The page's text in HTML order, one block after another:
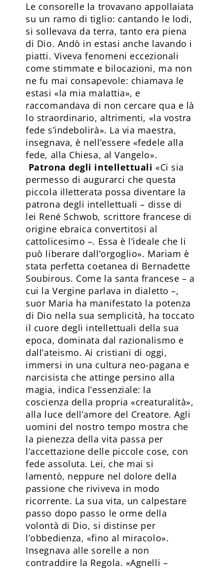
Le consorelle la trovavano appollaiata
su un ramo di tiglio: cantando le lodi,
si sollevava da terra, tanto era piena
di Dio. Andò in estasi anche lavando i
piatti. Viveva fenomeni eccezionali
come stimmate e bilocazioni, ma non
ne fu mai consapevole: chiamava le
estasi «la mia malattia», e
raccomandava di non cercare qua e là
lo straordinario, altrimenti, «la vostra
fede s’indebolirà». La via maestra,
insegnava, è nell’essere «fedele alla
fede, alla Chiesa, al Vangelo».
Patrona degli intellettuali «Ci sia
permesso di augurarci che questa
piccola illetterata possa diventare la
patrona degli intellettuali – disse di
lei René Schwob, scrittore francese di
origine ebraica convertitosi al
cattolicesimo –. Essa è l’ideale che li
può liberare dall’orgoglio». Mariam è
stata perfetta coetanea di Bernadette
Soubirous. Come la santa francese – a
cui la Vergine parlava in dialetto –,
suor Maria ha manifestato la potenza
di Dio nella sua semplicità, ha toccato
il cuore degli intellettuali della sua
epoca, dominata dal razionalismo e
dall’ateismo. Ai cristiani di oggi,
immersi in una cultura neo-pagana e
narcisista che attinge persino alla
magia, indica l’essenziale: la
coscienza della propria «creaturalità»,
alla luce dell’amore del Creatore. Agli
uomini del nostro tempo mostra che
la pienezza della vita passa per
l’accettazione delle piccole cose, con
fede assoluta. Lei, che mai si
lamentò, neppure nel dolore della
passione che riviveva in modo
ricorrente. La sua vita, un calpestare
passo dopo passo le orme della
volontà di Dio, si distinse per
l’obbedienza, «fino al miracolo».
Insegnava alle sorelle a non
contraddire la Regola. «Agnelli –